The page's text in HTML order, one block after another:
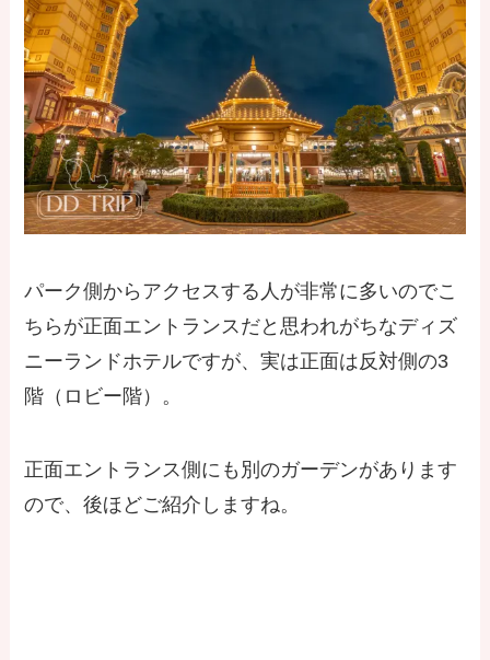
パーク側からアクセスする人が非常に多いのでこ
ちらが正面エントランスだと思われがちなディズ
ニーランドホテルですが、実は正面は反対側の3
階（ロビー階）。
正面エントランス側にも別のガーデンがあります
ので、後ほどご紹介しますね。